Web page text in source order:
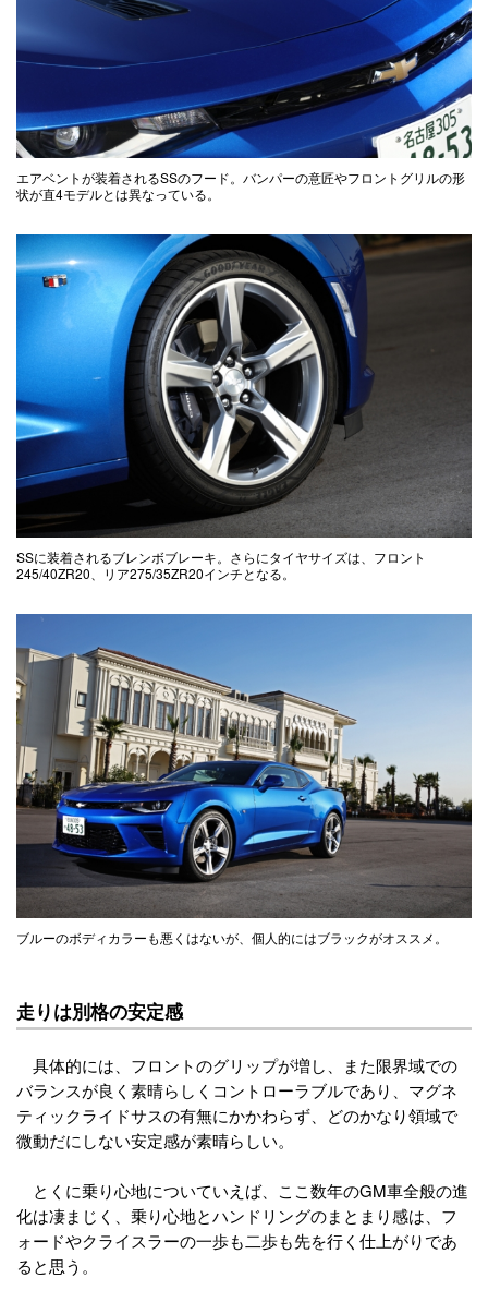
エアベントが装着されるSSのフード。バンパーの意匠やフロントグリルの形
状が直4モデルとは異なっている。
SSに装着されるブレンボブレーキ。さらにタイヤサイズは、フロント
245/40ZR20、リア275/35ZR20インチとなる。
ブルーのボディカラーも悪くはないが、個人的にはブラックがオススメ。
走りは別格の安定感
具体的には、フロントのグリップが増し、また限界域での
バランスが良く素晴らしくコントローラブルであり、マグネ
ティックライドサスの有無にかかわらず、どのかなり領域で
微動だにしない安定感が素晴らしい。
とくに乗り心地についていえば、ここ数年のGM車全般の進
化は凄まじく、乗り心地とハンドリングのまとまり感は、フ
ォードやクライスラーの一歩も二歩も先を行く仕上がりであ
ると思う。